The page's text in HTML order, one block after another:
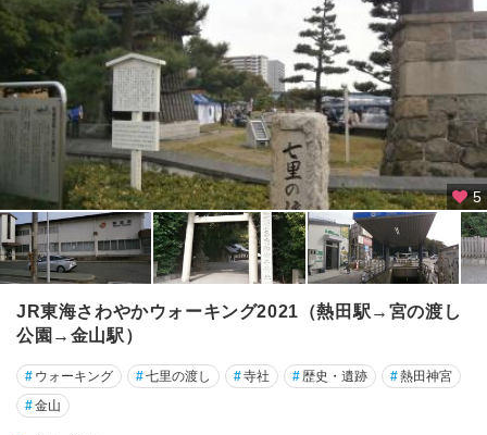
河
安
・
刈
谷
橋
・
豊
川
・
渥
美
島
5
JR東海さわやかウォーキング2021（熱田駅→宮の渡し
公園→金山駅）
# ウォーキング #七里の渡し #寺社 #歴史・遺跡 #熱田神宮
#金山